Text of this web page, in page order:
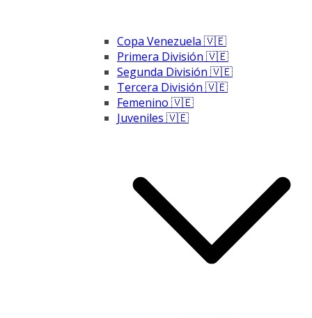
Copa Venezuela 🇻🇪
Primera División 🇻🇪
Segunda División 🇻🇪
Tercera División 🇻🇪
Femenino 🇻🇪
Juveniles 🇻🇪